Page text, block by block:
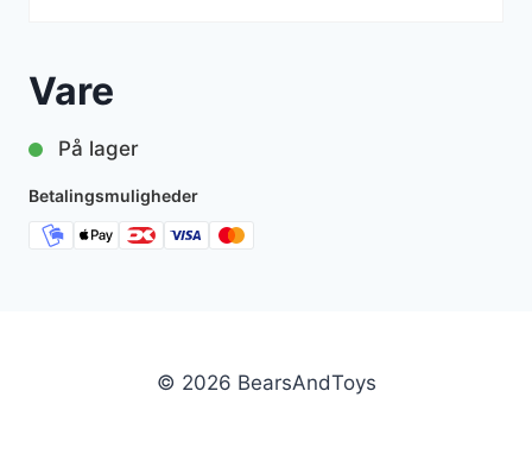
Vare
På lager
Betalingsmuligheder
© 2026 BearsAndToys